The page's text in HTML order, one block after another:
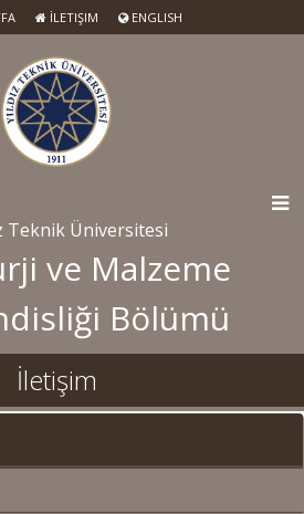
İLETIŞIM ENGLISH
Teknik Üniversitesi
ve Malzeme
Bölümü
İletişim